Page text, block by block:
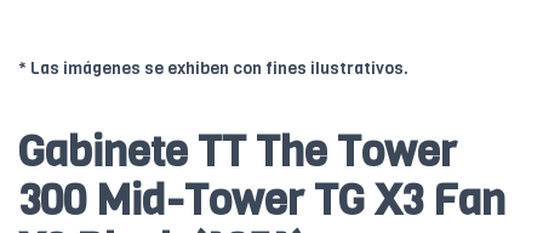
* Las imágenes se exhiben con fines ilustrativos.
Gabinete TT The Tower
300 Mid-Tower TG X3 Fan